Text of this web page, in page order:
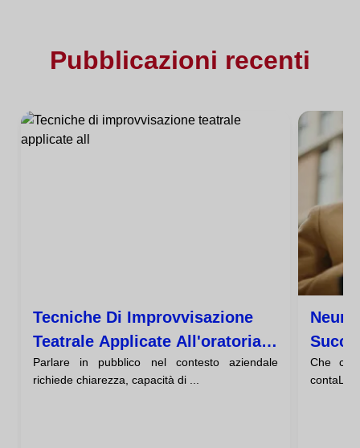
Pubblicazioni recenti
Tecniche Di Improvvisazione
Teatrale Applicate All'oratoria
Aziendale
Parlare in pubblico nel contesto aziendale
richiede chiarezza, capacità di ...
Che
contaLa